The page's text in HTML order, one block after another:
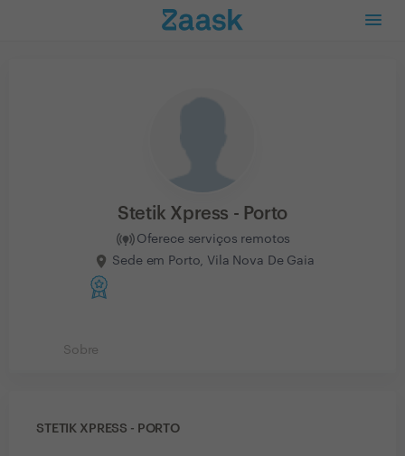
Stetik Xpress - Porto
Oferece serviços remotos
Sede em Porto, Vila Nova De Gaia
Sobre
STETIK XPRESS - PORTO